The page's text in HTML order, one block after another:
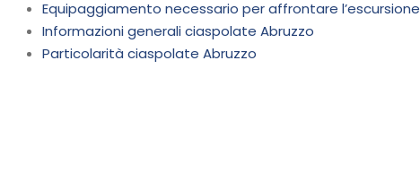
Equipaggiamento necessario per affrontare l’escursione
Informazioni generali ciaspolate Abruzzo
Particolarità ciaspolate Abruzzo